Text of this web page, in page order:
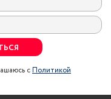
сПолитикой